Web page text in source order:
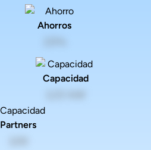
Ahorros
Capacidad
Partners